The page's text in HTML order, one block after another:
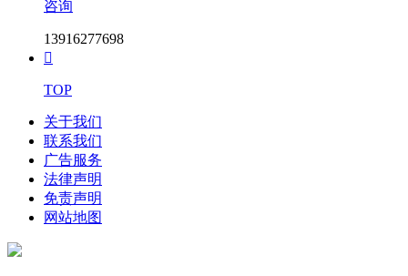
咨询
13916277698

TOP
关于我们
联系我们
广告服务
法律声明
免责声明
网站地图